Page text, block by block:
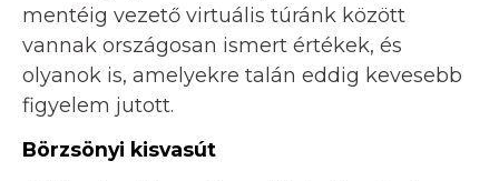
mentéig vezető virtuális túránk között
vannak országosan ismert értékek, és
olyanok is, amelyekre talán eddig kevesebb
figyelem jutott.
Börzsönyi kisvasút